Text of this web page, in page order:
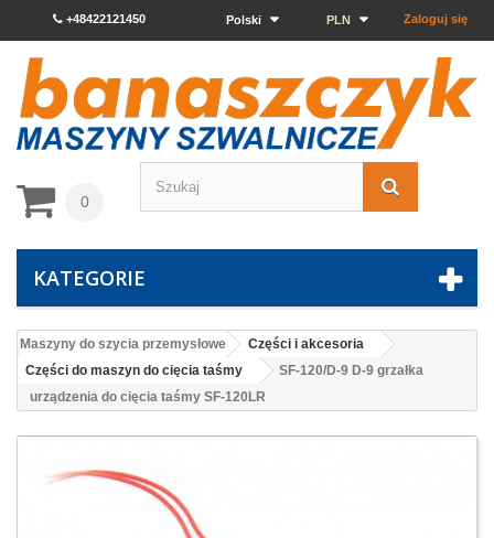
Zaloguj się
PLN
Polski
+48422121450
0
KATEGORIE
Maszyny do szycia przemysłowe
Części i akcesoria
Części do maszyn do cięcia taśmy
SF-120/D-9 D-9 grzałka
urządzenia do cięcia taśmy SF-120LR